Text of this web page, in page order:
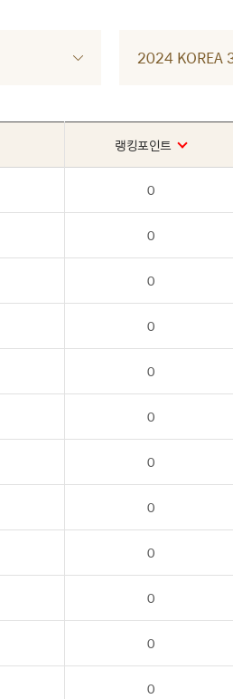
2024 KOREA
랭킹포인트
0
0
0
0
0
0
0
0
0
0
0
0